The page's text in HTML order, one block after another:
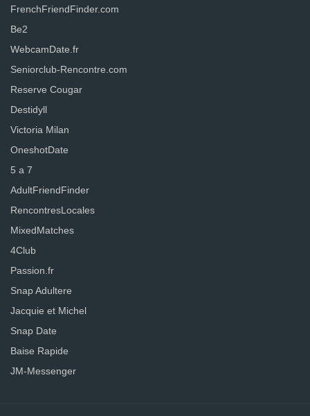
FrenchFriendFinder.com
Be2
WebcamDate.fr
Seniorclub-Rencontre.com
Reserve Cougar
Destidyll
Victoria Milan
OneshotDate
5 a 7
AdultFriendFinder
RencontresLocales
MixedMatches
4Club
Passion.fr
Snap Adultere
Jacquie et Michel
Snap Date
Baise Rapide
JM-Messenger